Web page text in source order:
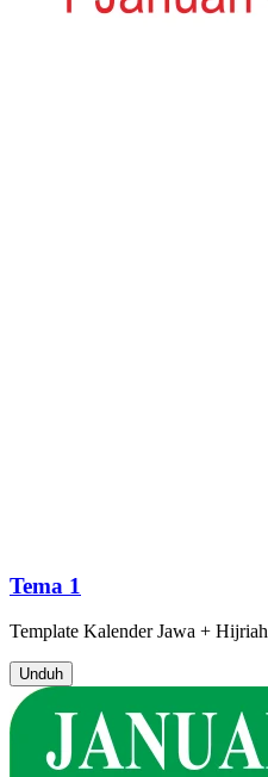
Tema 1
Template Kalender Jawa + Hijriah
Unduh